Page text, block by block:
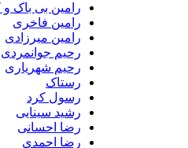
رامین بی باک و کاروئل
رامین فاخری
رامین میرزادی
رحیم جوانمردی
رحیم شهریاری
رستاک
رسول کرد
رشید سینایی
رضا احسانی
رضا احمدی